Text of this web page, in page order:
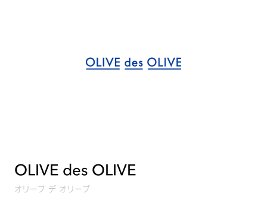
OLIVE des OLIVE
オリーブ デ オリーブ